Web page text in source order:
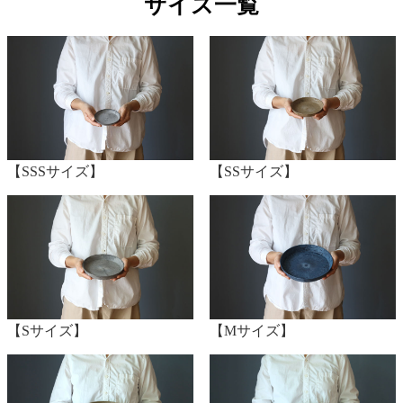
サイズ一覧
【SSSサイズ】 【SSサイズ】
【Sサイズ】 【Mサイズ】